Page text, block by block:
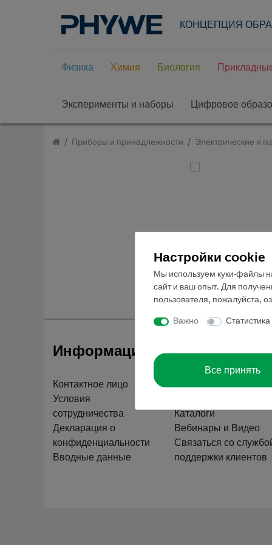
КОНЦЕПЦИЯ
Физика Химия Биология
Эксперименты и наборы Цифровое
Приборы и принадлежности Электрические и
Информация
Контактное лицо
Условия
сотрудничества
Декларация о
конфиденциальности
Вводные данные
Краткий обзор услуг
Каталоги
Вебинары и Видео
Связаться со
поддержки клиентов
Настройки cookie
Мы используем куки-файлы
сайт и ваш опыт. Для
пользователя, пожалуйста,
Важно Статистика
Все принять